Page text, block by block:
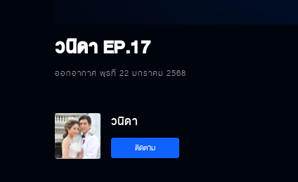
วนิดาEP.17
ออกอากาศ พุธที่ 22 มกราคม 2568
วนิดา
ติดตาม